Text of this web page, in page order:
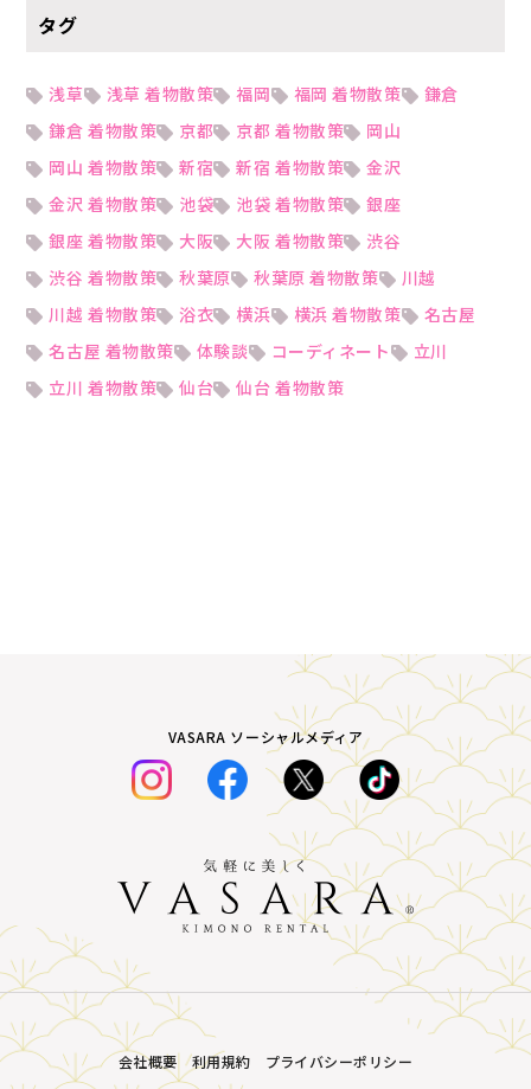
タグ
浅草 浅草 着物散策 福岡 福岡 着物散策
鎌倉
鎌倉 着物散策
京都 京都 着物散策
岡山
岡山 着物散策
新宿 新宿 着物散策
金沢
金沢 着物散策
池袋 池袋 着物散策
銀座
銀座 着物散策
大阪 大阪 着物散策
渋谷
渋谷 着物散策
秋葉原 秋葉原 着物散策
川越
川越 着物散策
浴衣 横浜 横浜 着物散策
名古屋
名古屋 着物散策
体験談 コーディネート
立川
立川 着物散策
仙台 仙台 着物散策
VASARA ソーシャルメディア
会社概要 利用規約 プライバシーポリシー